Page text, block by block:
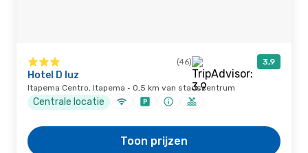
(46) 3,9
Hotel D luz
Itapema Centro, Itapema · 0,5 km van stadscentrum
Centrale locatie
Toon prijzen